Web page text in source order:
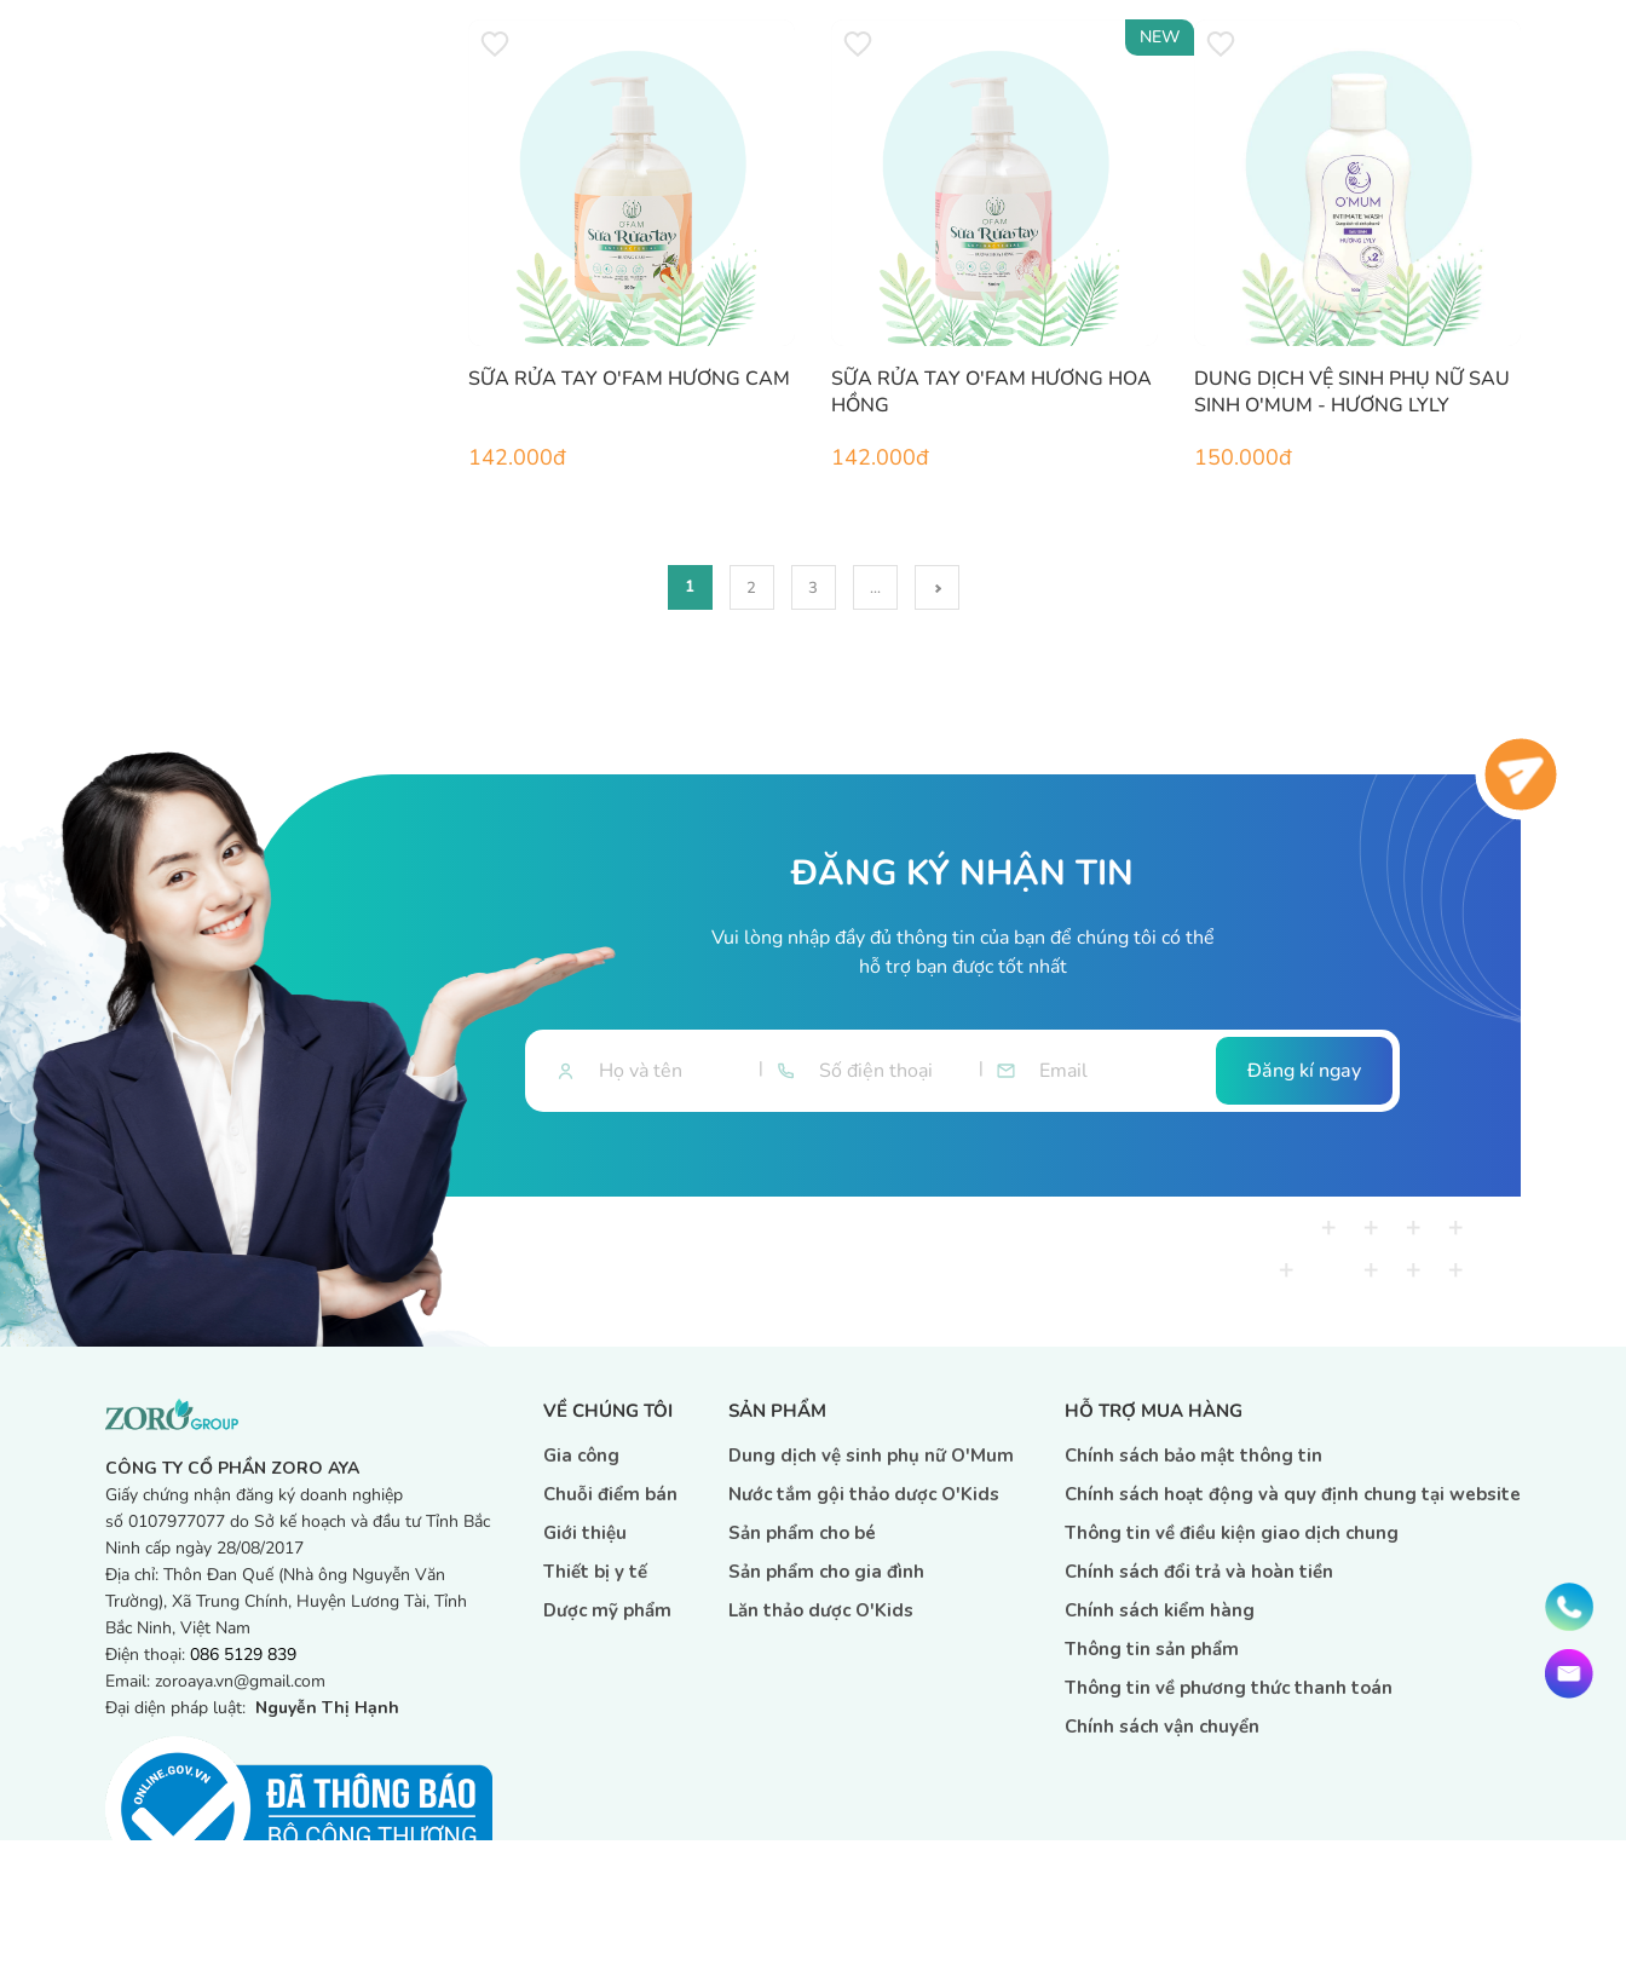
SỮA RỬA TAY O'FAM HƯƠNG CAM
142.000đ
SỮA RỬA TAY O'FAM HƯƠNG HOA
HỒNG
142.000đ
NEW
DUNG DỊCH VỆ SINH PHỤ NỮ SAU
SINH O'MUM - HƯƠNG LYLY
150.000đ
1 2 3 ...
ĐĂNG KÝ NHẬN TIN
Vui lòng nhập đầy đủ thông tin của bạn để chúng tôi có thể
hỗ trợ bạn được tốt nhất
Đăng kí ngay
CÔNG TY CỔ PHẦN ZORO AYA
Giấy chứng nhận đăng ký doanh nghiệp
số 0107977077 do Sở kế hoạch và đầu tư Tỉnh Bắc
Ninh cấp ngày 28/08/2017
Địa chỉ: Thôn Đan Quế (Nhà ông Nguyễn Văn
Trường), Xã Trung Chính, Huyện Lương Tài, Tỉnh
Bắc Ninh, Việt Nam
Điện thoại: 086 5129 839
Email: zoroaya.vn@gmail.com
Đại diện pháp luật: Nguyễn Thị Hạnh
VỀ CHÚNG TÔI
Gia công
Chuỗi điểm bán
Giới thiệu
Thiết bị y tế
Dược mỹ phẩm
SẢN PHẨM
Dung dịch vệ sinh phụ nữ O'Mum
Nước tắm gội thảo dược O'Kids
Sản phẩm cho bé
Sản phẩm cho gia đình
Lăn thảo dược O'Kids
HỖ TRỢ MUA HÀNG
Chính sách bảo mật thông tin
Chính sách hoạt động và quy định chung tại website
Thông tin về điều kiện giao dịch chung
Chính sách đổi trả và hoàn tiền
Chính sách kiểm hàng
Thông tin sản phẩm
Thông tin về phương thức thanh toán
Chính sách vận chuyển